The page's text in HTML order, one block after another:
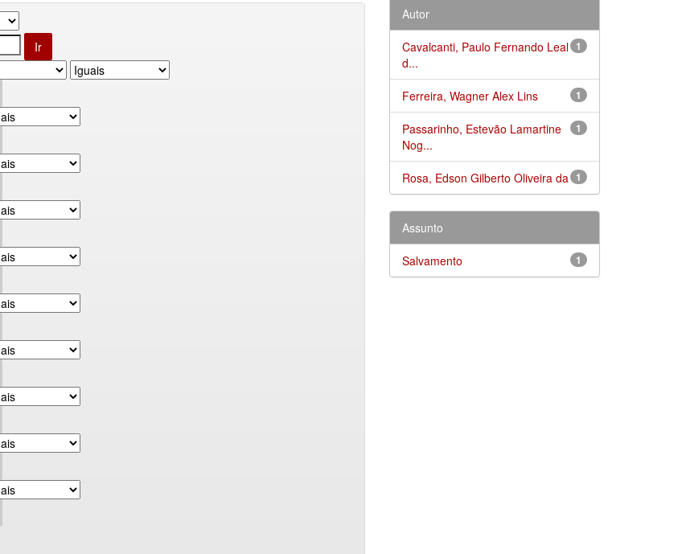
Autor
1
Cavalcanti, Paulo Fernando Leal
d...
1
Ferreira, Wagner Alex Lins
1
Passarinho, Estevão Lamartine
Nog...
1
Rosa, Edson Gilberto Oliveira da
Assunto
1
Salvamento